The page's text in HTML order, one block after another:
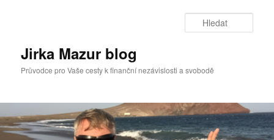
Jirka Mazur blog
Průvodce pro Vaše cesty k finanční nezávislosti a svobodě